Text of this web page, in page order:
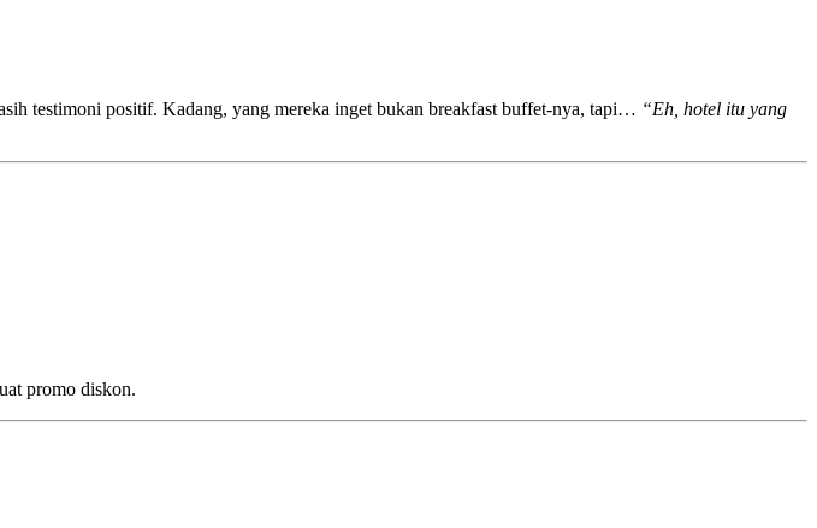
testimoni positif. Kadang, yang mereka inget bukan breakfast buffet-nya, tapi… “Eh, hotel itu yang
promo diskon.